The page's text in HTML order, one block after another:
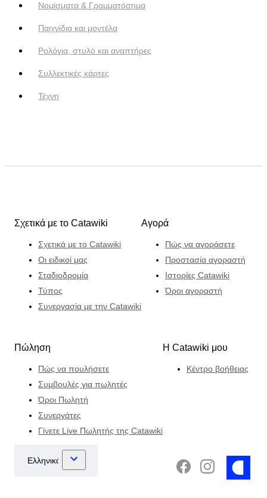
Νομίσματα & Γραμματόσημα
Παιχνίδια και μοντέλα
Ρολόγια, στυλό και αναπτήρες
Συλλεκτικές κάρτες
Τέχνη
Σχετικά με το Catawiki
Σχετικά με το Catawiki
Οι ειδικοί μας
Σταδιοδρομία
Τύπος
Συνεργασία με την Catawiki
Αγορά
Πώς να αγοράσετε
Προστασία αγοραστή
Ιστορίες Catawiki
Όροι αγοραστή
Πώληση
Πώς να πουλήσετε
Συμβουλές για πωλητές
Όροι Πωλητή
Συνεργάτες
Γίνετε Live Πωλητής της Catawiki
Η Catawiki μου
Κέντρο βοήθειας